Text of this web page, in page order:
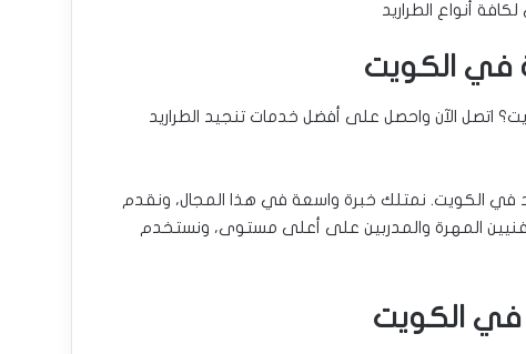
أنواع الطراريد
طراد 24 ساعة في الكويت؟ اتصل الآن واحصل على أفضل خدمات تنجيد الطراريد
في الكويت. نمتلك خبرة واسعة في هذا المجال، ونقدم
المهرة والمدربين على أعلى مستوى، ونستخدم
في الكويت